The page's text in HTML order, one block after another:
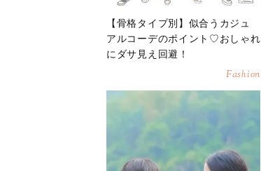
【骨格タイプ別】似合うカジュ
アルコーデのポイント♡おしゃれ
にダサ見え回避！
Fashion